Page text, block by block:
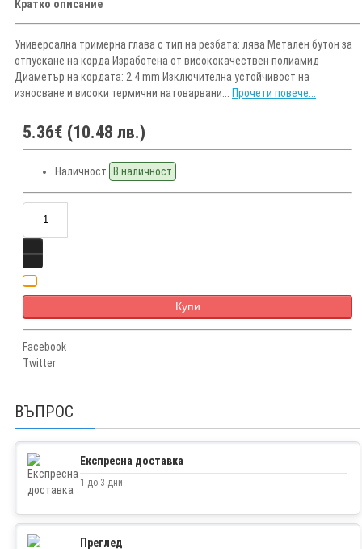
Кратко описание
Универсална тримерна глава с тип на резбата: лява Метален бутон за
отпускане на корда Изработена от висококачествен полиамид
Диаметър на кордата: 2.4 mm Изключителна устойчивост на
износване и високи термични натоварвани... Прочети повече...
5.36€ (10.48 лв.)
Наличност В наличност
Купи
Facebook
Twitter
ВЪПРОС
Експресна доставка
1 до 3 дни
Преглед